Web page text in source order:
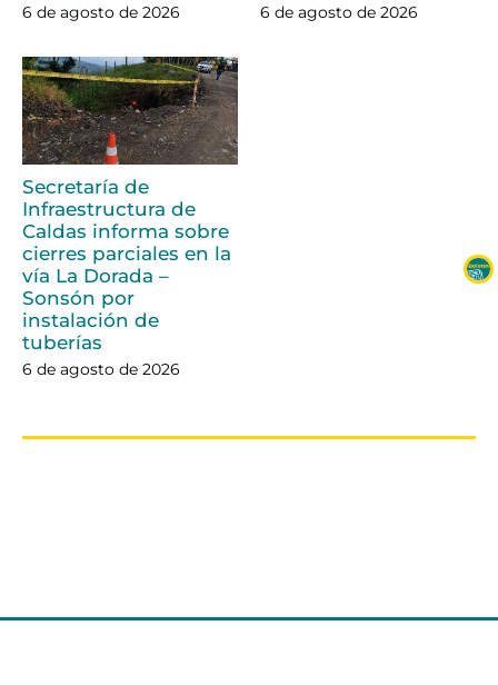
6 de agosto de 2026 6 de agosto de 2026
Secretaría de
Infraestructura de
Caldas informa sobre
cierres parciales en la
vía La Dorada –
Sonsón por
instalación de
tuberías
6 de agosto de 2026